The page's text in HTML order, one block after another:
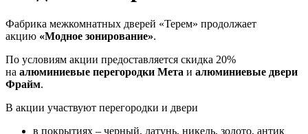
Фабрика межкомнатных дверей «Терем» продолжает
акцию «Модное зонирование».
По условиям акции предоставляется скидка 20%
на алюминиевые перегородки Мета и алюминиевые двери
Фрайм.
В акции участвуют перегородки и двери
в покрытиях – черный, латунь, никель, золото, антик